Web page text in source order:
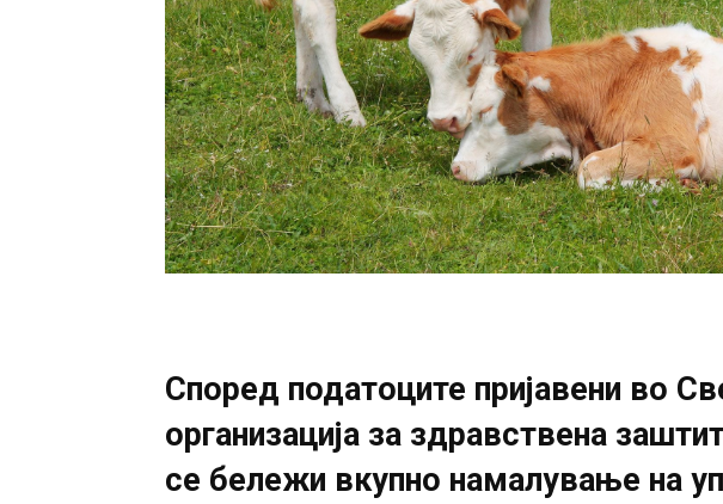
Според податоците пријавени во
организација за здравствена
се бележи вкупно намалување на